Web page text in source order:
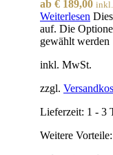
ab € 189,00 inkl.
Weiterlesen
auf. Die
gewählt werden
inkl. MwSt.
zzgl.
Lieferzeit: 1 - 3
Weitere Vorteile: